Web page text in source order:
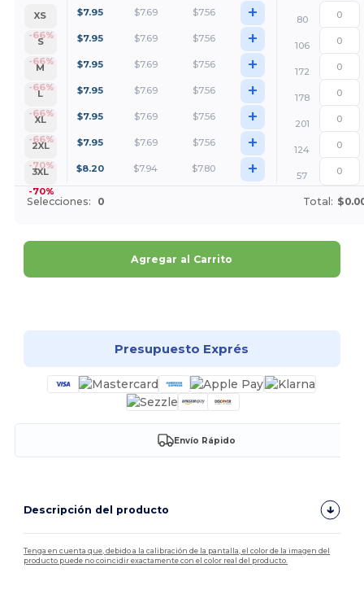
XS
-66%
$7.95 $7.69 $7.56 +
80
S
-66%
$7.95 $7.69 $7.56 +
106
M
-66%
$7.95 $7.69 $7.56 +
172
L
-66%
$7.95 $7.69 $7.56 +
178
XL
-66%
$7.95 $7.69 $7.56 +
201
2XL
-70%
$7.95 $7.69 $7.56 +
124
3XL
-70%
$8.20 $7.94 $7.80 + 57
Selecciones: 0 Total:
Agregar al Carrito
Presupuesto Exprés
Envío Rápido
Descripción del producto
Tenga en cuenta que, debido a la calibración de la pantalla, el color de la imagen del
producto puede no coincidir exactamente con el color real del producto.